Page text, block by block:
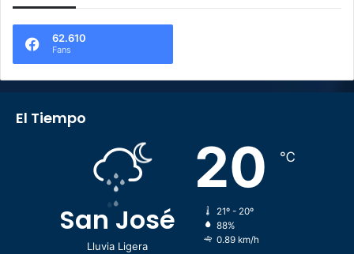
62.610
Fans
El Tiempo
San José
Lluvia Ligera
20 ℃
21º - 20º
88%
0.89 km/h